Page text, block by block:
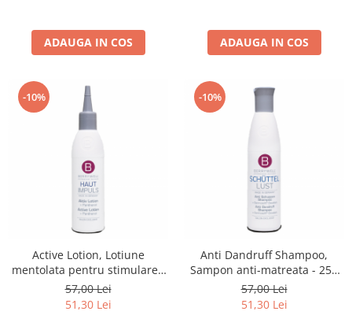
ADAUGA IN COS ADAUGA IN COS
-10%
Active Lotion, Lotiune
mentolata pentru stimularea
scalpului - 126 ml
57,00 Lei
51,30 Lei
-10%
Anti Dandruff Shampoo,
Sampon anti-matreata - 251
ml
57,00 Lei
51,30 Lei